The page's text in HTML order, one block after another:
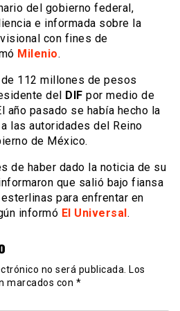
del gobierno federal,
e informada sobre la
con fines de
Milenio.
112 millones de pesos
del DIF por medio de
año pasado se había hecho la
las autoridades del Reino
de México.
de haber dado la noticia de su
que salió bajo fiansa
para enfrentar en
informó El Universal.
no será publicada.
Los
marcados con *